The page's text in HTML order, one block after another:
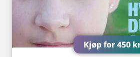
Kjøp for450